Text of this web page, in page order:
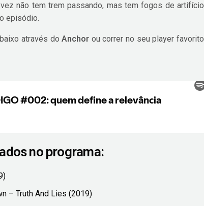
não tem trem passando, mas tem fogos de artifício
episódio.
através doAnchor ou correr no seu player favorito
no programa:
– Truth And Lies (2019)